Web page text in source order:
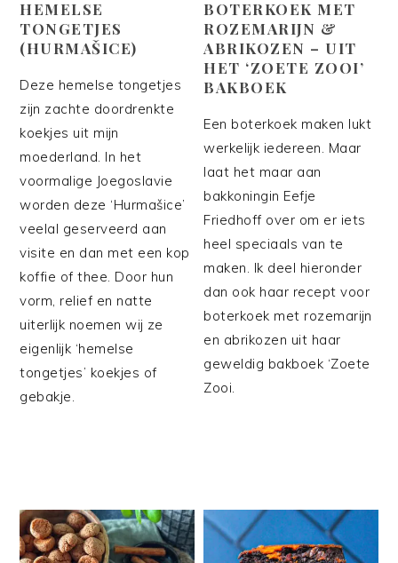
HEMELSE
TONGETJES
(HURMAŠICE)
Deze hemelse tongetjes
zijn zachte doordrenkte
koekjes uit mijn
moederland. In het
voormalige Joegoslavie
worden deze ‘Hurmašice’
veelal geserveerd aan
visite en dan met een kop
koffie of thee. Door hun
vorm, relief en natte
uiterlijk noemen wij ze
eigenlijk ‘hemelse
tongetjes’ koekjes of
gebakje.
BOTERKOEK MET
ROZEMARIJN &
ABRIKOZEN – UIT
HET ‘ZOETE ZOOI’
BAKBOEK
Een boterkoek maken lukt
werkelijk iedereen. Maar
laat het maar aan
bakkoningin Eefje
Friedhoff over om er iets
heel speciaals van te
maken. Ik deel hieronder
dan ook haar recept voor
boterkoek met rozemarijn
en abrikozen uit haar
geweldig bakboek ‘Zoete
Zooi.